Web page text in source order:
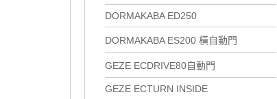
DORMAKABA ED250
DORMAKABA ES200 橫自動門
GEZE ECDRIVE80自動門
GEZE ECTURN INSIDE